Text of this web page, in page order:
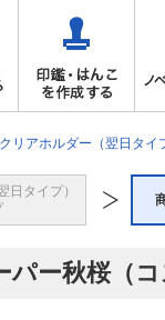
クリアホルダー（翌日タイ
日タイプ）
ー秋桜（